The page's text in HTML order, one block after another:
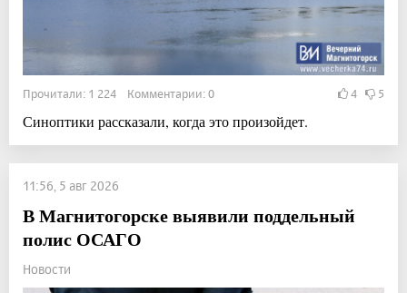
Прочитали: 1 224 Комментарии: 0 4 5
Синоптики рассказали, когда это произойдет.
11:56, 5 авг 2026
В Магнитогорске выявили поддельный
полис ОСАГО
Новости